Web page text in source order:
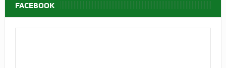
FACEBOOK